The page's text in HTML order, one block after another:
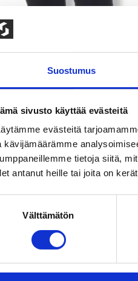
Suostumus
sivusto käyttää evästeitä
evästeitä
kävijämäärämme
tietoja siitä,
antanut heille tai joita on
Välttämätön